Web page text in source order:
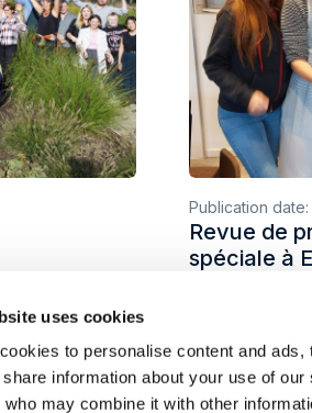
uses cookies
to personalise content and
information about your use of
who may combine it with other
Publication date:
Revue de
spéciale à